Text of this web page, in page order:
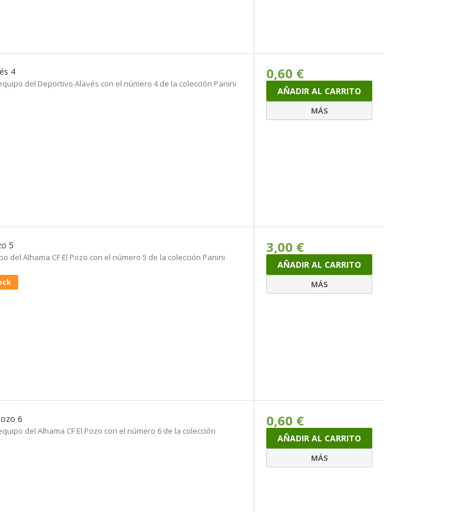
4
del Deportivo Alavés con el número 4 de la colección Panini
0,60 €
AÑADIR AL CARRITO
MÁS
5
del Alhama CF El Pozo con el número 5 de la colección Panini
3,00 €
AÑADIR AL CARRITO
MÁS
6
del Alhama CF El Pozo con el número 6 de la colección
0,60 €
AÑADIR AL CARRITO
MÁS